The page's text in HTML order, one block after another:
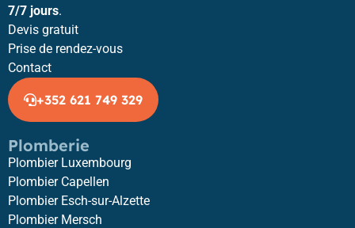
7/7 jours.
Devis gratuit
Prise de rendez-vous
Contact
+352 621 749 329
Plomberie
Plombier Luxembourg
Plombier Capellen
Plombier Esch-sur-Alzette
Plombier Mersch